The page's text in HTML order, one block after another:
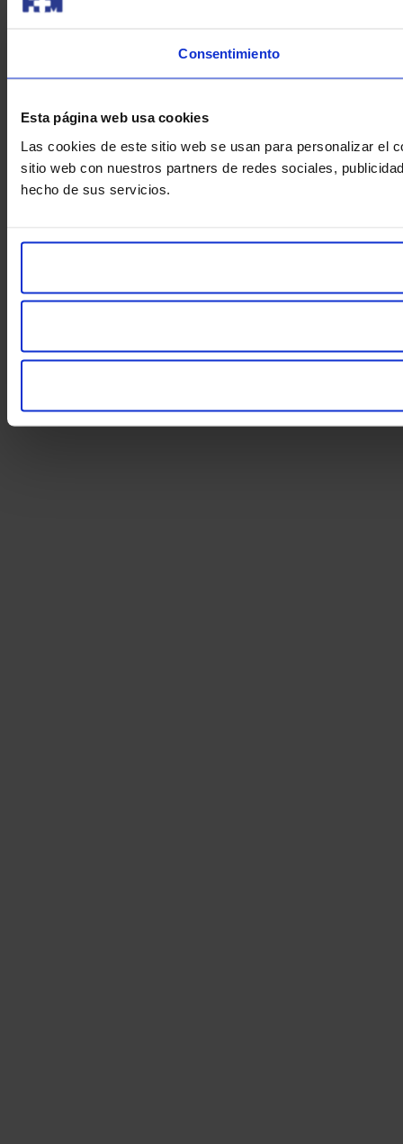
Consentimiento
Esta página web usa cookies
Las cookies de este sitio web se usan para personalizar el
sitio web con nuestros partners de redes sociales,
hecho de sus servicios.